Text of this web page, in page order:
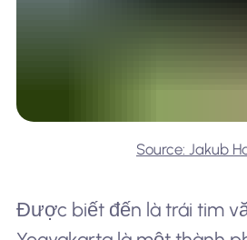
Source: Jakub
Được biết đến là trái tim